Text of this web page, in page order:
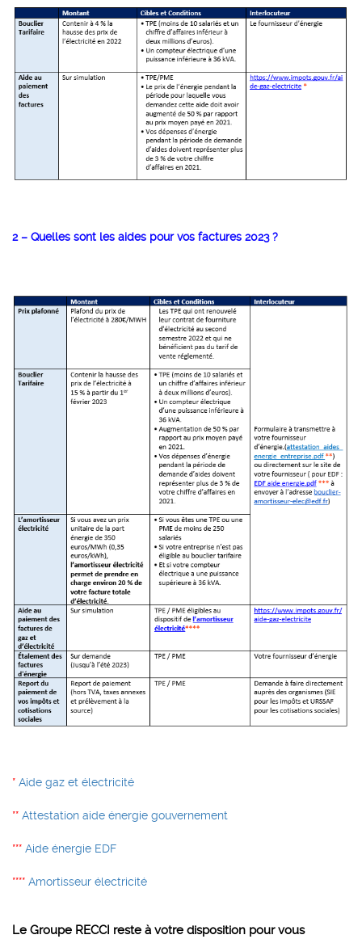
2 – Quelles sont les aides pour vos factures 2023 ?
* Aide gaz et électricité
** Attestation aide énergie gouvernement
*** Aide énergie EDF
**** Amortisseur électricité
Le Groupe RECCI reste à votre disposition pour vous